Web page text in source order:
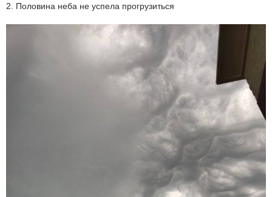
2. Половина неба не успела прогрузиться